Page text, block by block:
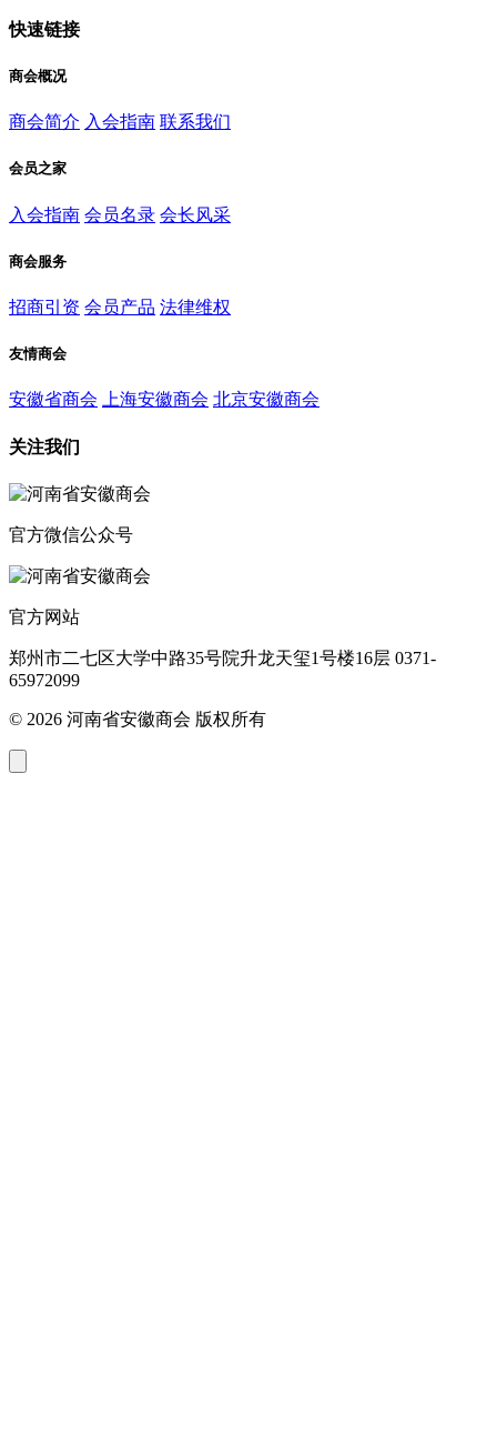
快速链接
商会概况
商会简介 入会指南 联系我们
会员之家
入会指南 会员名录 会长风采
商会服务
招商引资 会员产品 法律维权
友情商会
安徽省商会 上海安徽商会 北京安徽商会
关注我们
官方微信公众号
官方网站
郑州市二七区大学中路35号院升龙天玺1号楼16层 0371-
65972099
© 2026 河南省安徽商会 版权所有